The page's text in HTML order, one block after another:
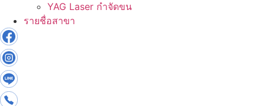
YAG Laser กำจัดขน
รายชื่อสาขา